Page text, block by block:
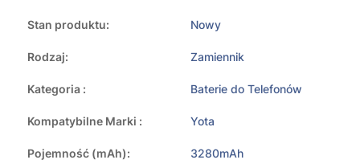
Stan produktu: Nowy
Rodzaj: Zamiennik
Kategoria : Baterie do Telefonów
Kompatybilne Marki : Yota
Pojemność (mAh):
3280mAh